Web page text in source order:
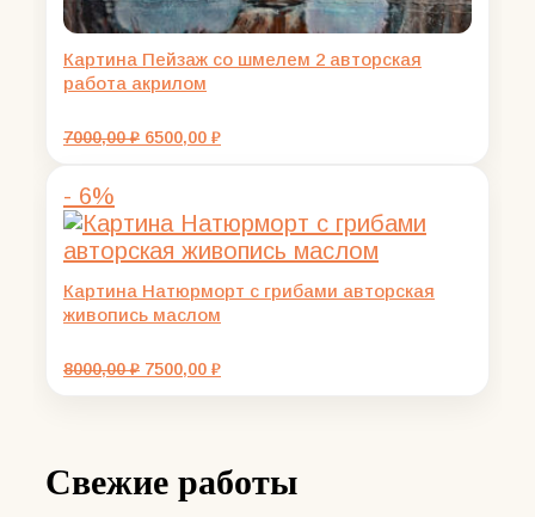
Картина Пейзаж со шмелем 2 авторская
работа акрилом
7000,00₽ Первоначальная
6500,00 ₽Текущая
- 6%
Картина Натюрморт с грибами авторская
живопись маслом
8000,00₽ Первоначальная
7500,00 ₽Текущая
Свежие работы